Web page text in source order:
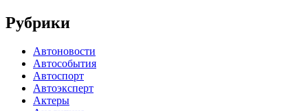
Рубрики
Автоновости
Автособытия
Автоспорт
Автоэксперт
Актеры